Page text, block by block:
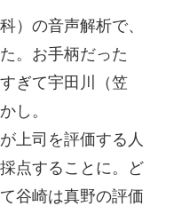
）の音声解析で、
。お手柄だった
ぎて宇田川（笠
し。
上司を評価する人
点することに。ど
谷崎は真野の評価